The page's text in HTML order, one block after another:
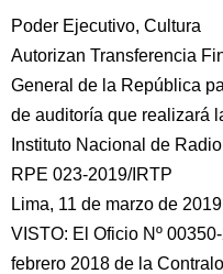
Poder Ejecutivo, Cultura
Autorizan Transferencia
General de la República
de auditoría que realizará
Instituto Nacional de
RPE 023-2019/IRTP
Lima, 11 de marzo de 2019
VISTO: El Oficio Nº
febrero 2018 de la